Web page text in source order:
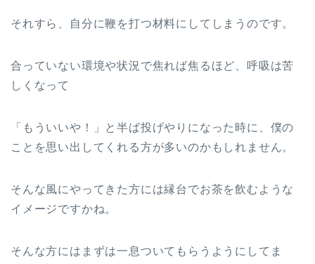
それすら、自分に鞭を打つ材料にしてしまうのです。
合っていない環境や状況で焦れば焦るほど、呼吸は苦
しくなって
「もういいや！」と半ば投げやりになった時に、僕の
ことを思い出してくれる方が多いのかもしれません。
そんな風にやってきた方には縁台でお茶を飲むような
イメージですかね。
そんな方にはまずは一息ついてもらうようにしてま